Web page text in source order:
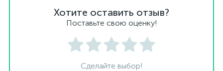
Хотите оставить отзыв?
Поставьте свою оценку!
Сделайте выбор!